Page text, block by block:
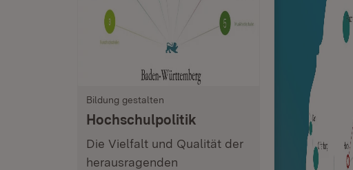
Bildung gestalten
Hochschulpolitik
Die Vielfalt und Qualität der
herausragenden